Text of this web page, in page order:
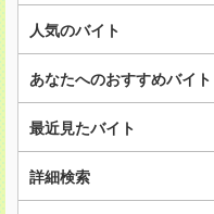
人気のバイト
あなたへのおすすめバイト
最近見たバイト
詳細検索